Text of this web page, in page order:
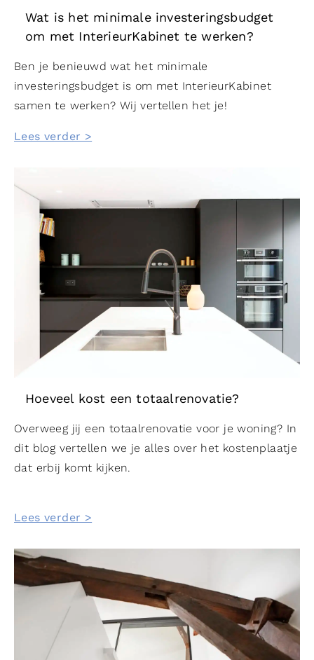
Wat is het minimale investeringsbudget
om met InterieurKabinet te werken?
Ben je benieuwd wat het minimale
investeringsbudget is om met InterieurKabinet
samen te werken? Wij vertellen het je!
Lees verder >
Hoeveel kost een totaalrenovatie?
Overweeg jij een totaalrenovatie voor je woning? In
dit blog vertellen we je alles over het kostenplaatje
dat erbij komt kijken.
Lees verder >